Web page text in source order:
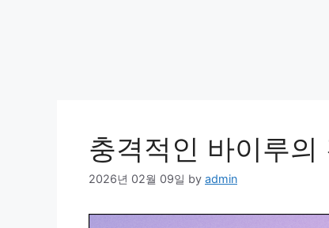
충격적인 바이루
2026년 02월 09일 by admin